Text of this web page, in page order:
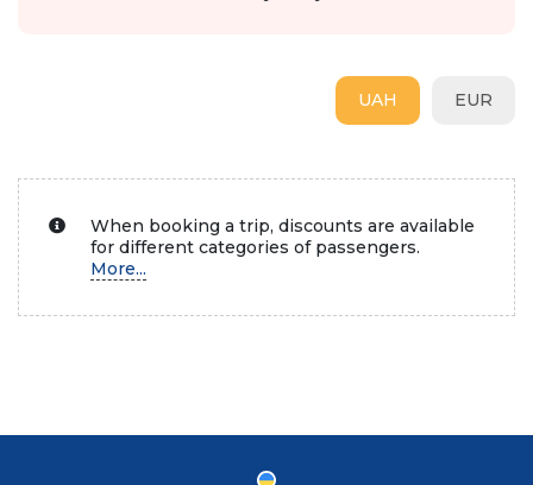
EUR
UAH
When booking a trip, discounts are available
for different categories of passengers.
More...